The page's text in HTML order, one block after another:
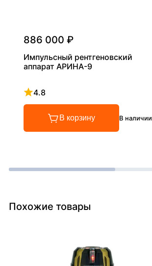
886 000 ₽
Импульсный рентгеновский
аппарат АРИНА-9
4.8
Рейтинг 4.8 из 5
В корзину В наличии
Похожие товары